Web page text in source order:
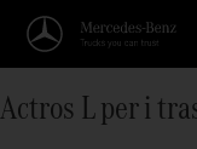
Actros L per i